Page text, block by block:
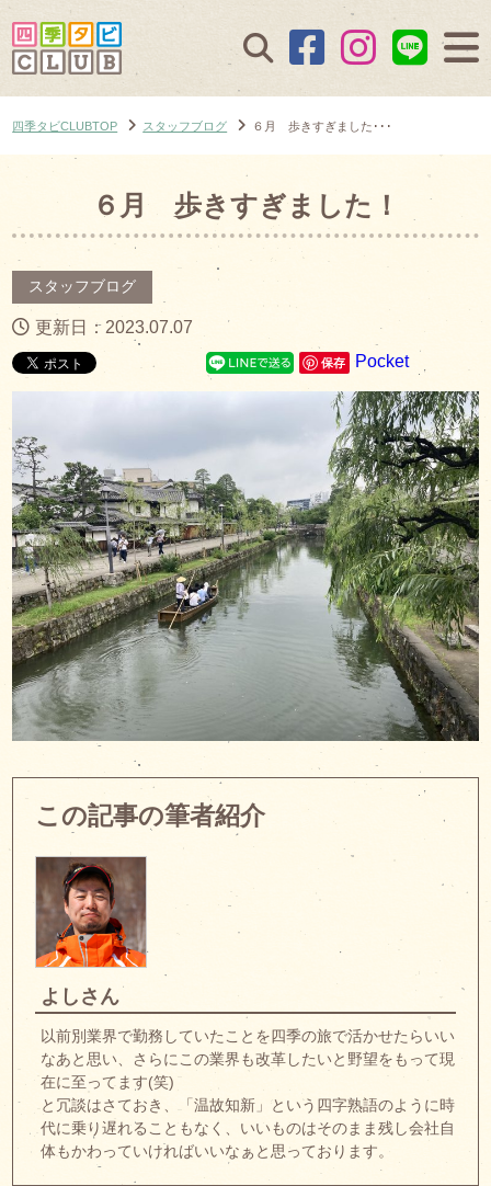
四季タビCLUBTOP スタッフブログ ６月 歩きすぎました･･･
６月 歩きすぎました！
スタッフブログ
更新日：2023.07.07
保存 Pocket
この記事の筆者紹介
よしさん
以前別業界で勤務していたことを四季の旅で活かせたらいい
なあと思い、さらにこの業界も改革したいと野望をもって現
在に至ってます(笑)
と冗談はさておき、「温故知新」という四字熟語のように時
代に乗り遅れることもなく、いいものはそのまま残し会社自
体もかわっていければいいなぁと思っております。